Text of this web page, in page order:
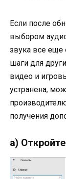
Если после
выбором
звука все еще
шаги для
видео и
устранена,
получения
а)